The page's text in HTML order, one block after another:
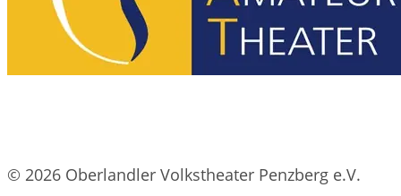
© 2026 Oberlandler Volkstheater Penzberg e.V.